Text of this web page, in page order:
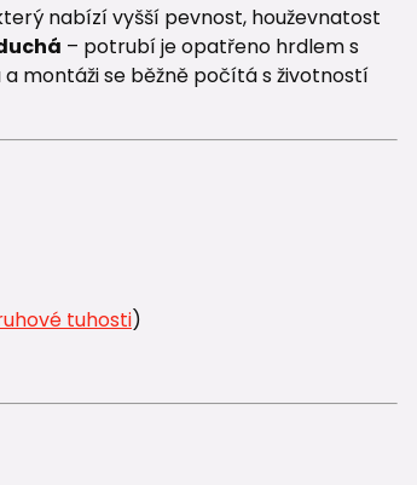
nabízí vyšší pevnost, houževnatost
– potrubí je opatřeno hrdlem s
montáži se běžně počítá s životností
tuhosti)